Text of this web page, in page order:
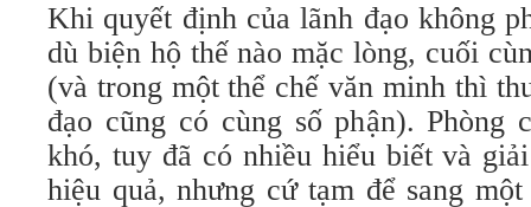
Khi quyết định của lãnh đạo không
dù biện hộ thế nào mặc lòng, cuối
(và trong một thể chế văn minh thì
đạo cũng có cùng số phận). Phòng
khó, tuy đã có nhiều hiểu biết và
hiệu quả, nhưng cứ tạm để sang